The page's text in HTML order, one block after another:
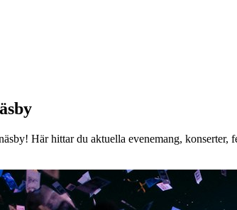
Här hittar du aktuella evenemang,